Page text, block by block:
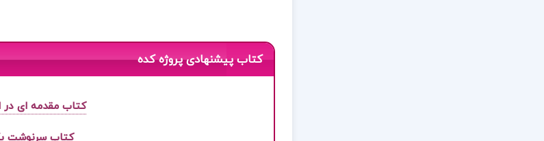
کتاب پیشنهادی پروژه کده
کتاب مقدمه ای
کتاب سرنوشت